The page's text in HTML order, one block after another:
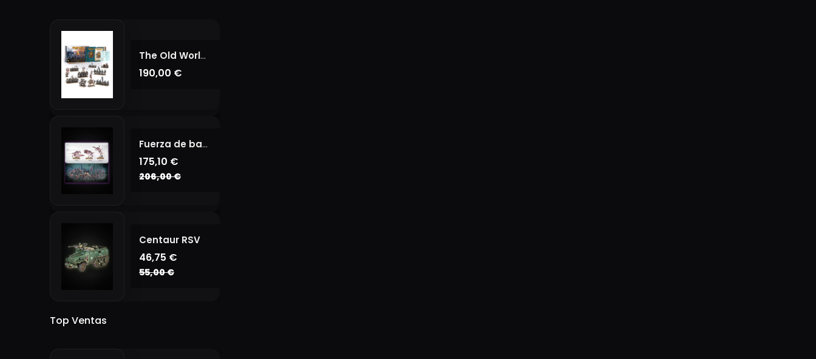
The Old World – Fantasy Battles In the World of Legend Core Set (Inglés)
190,00 €
Fuerza de batalla: Enjambre Tiránido
175,10 €
206,00 €
Centaur RSV
46,75 €
55,00 €
Top Ventas